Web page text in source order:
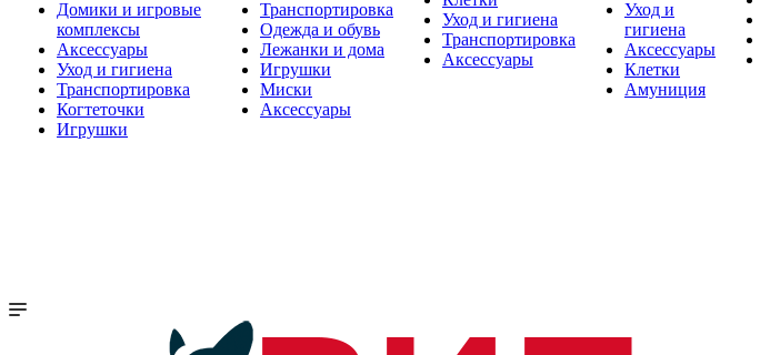
Домики и игровые
комплексы
Аксессуары
Уход и гигиена
Транспортировка
Когтеточки
Игрушки
Транспортировка
Одежда и обувь
Лежанки и дома
Игрушки
Миски
Аксессуары
Уход и гигиена
Транспортировка
Аксессуары
Уход и
гигиена
Аксессуары
Клетки
Амуниция